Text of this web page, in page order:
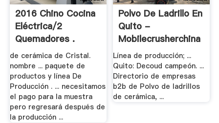
2016 Chino Cocina
Eléctrica/2
Quemadores .
de cerámica de Cristal.
nombre ... paquete de
productos y línea De
Producción . ... necesitamos
el pago para la muestra
pero regresará después de
la producción ...
Polvo De Ladrillo En
Quito -
Mobilecrusherchina
Línea de producción; ...
Quito: Decoud campeón. ...
Directorio de empresas
b2b de Polvo de ladrillos
de cerámica, ...